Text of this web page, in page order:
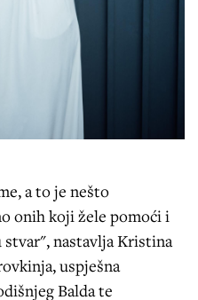
a to je nešto
onih koji žele pomoći i
nastavlja Kristina
uspješna
Balda te